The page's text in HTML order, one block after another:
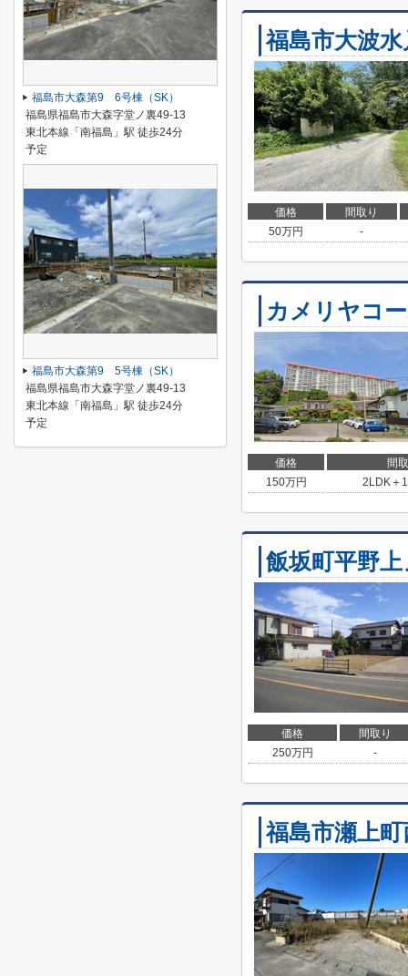
福島市大波
価格
間取り
50万円 -
カメリヤコ
価格
間
150万円 2LDK＋
飯坂町平野
価格
間取り
250万円 -
福島市瀬上
福島市大森第9 6号棟（SK）
福島県福島市大森字堂ノ裏49-13
東北本線「南福島」駅 徒歩24分
予定
福島市大森第9 5号棟（SK）
福島県福島市大森字堂ノ裏49-13
東北本線「南福島」駅 徒歩24分
予定